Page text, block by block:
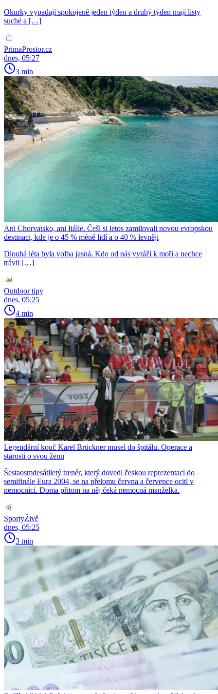
Okurky vypadají spokojeně jeden týden a druhý týden mají listy
suché a […]
PrimaProstor.cz
dnes, 05:27
3 min
Ani Chorvatsko, ani Itálie. Češi si letos zamilovali novou evropskou
destinaci, kde je o 45 % méně lidí a o 40 % levněji
Dlouhá léta byla volba jasná. Kdo od nás vyráží k moři a nechce
trávit […]
Outdoor tipy
dnes, 05:25
4 min
Legendární kouč Karel Brückner musel do špitálu. Operace a
starosti o svou ženu
Šestaosmdesátiletý trenér, který dovedl českou reprezentaci do
semifinále Eura 2004, se na přelomu června a července ocitl v
nemocnici. Doma přitom na něj čeká nemocná manželka.
SportyŽivě
dnes, 05:25
3 min